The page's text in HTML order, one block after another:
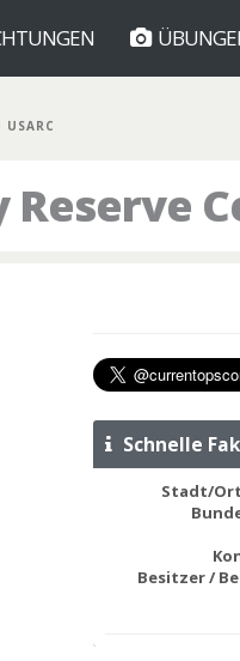
Schnelle
Stadt/
Besitzer /